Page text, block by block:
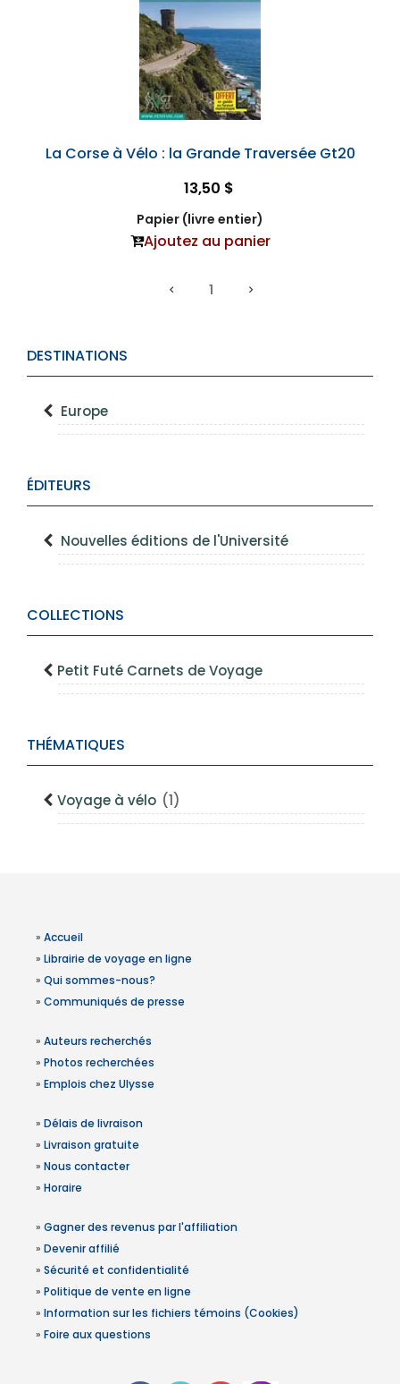
DESTINATIONS
Europe
ÉDITEURS
Nouvelles éditions de l'Université
COLLECTIONS
Petit Futé Carnets de Voyage
THÉMATIQUES
Voyage à vélo (1)
La Corse à Vélo : la Grande Traversée Gt20
13,50 $
Papier (livre entier)
Ajoutez au panier
1
» Accueil
» Librairie de voyage en ligne
» Qui sommes-nous?
» Communiqués de presse
» Auteurs recherchés
» Photos recherchées
» Emplois chez Ulysse
» Délais de livraison
» Livraison gratuite
» Nous contacter
» Horaire
» Gagner des revenus par l'affiliation
» Devenir affilié
» Sécurité et confidentialité
» Politique de vente en ligne
» Information sur les fichiers témoins (Cookies)
» Foire aux questions